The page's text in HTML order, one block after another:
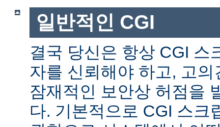
일반적인 CGI
결국 당신은 항상 CGI 스
자를 신뢰해야 하고, 고
잠재적인 보안상 허점을
다. 기본적으로 CGI 스크